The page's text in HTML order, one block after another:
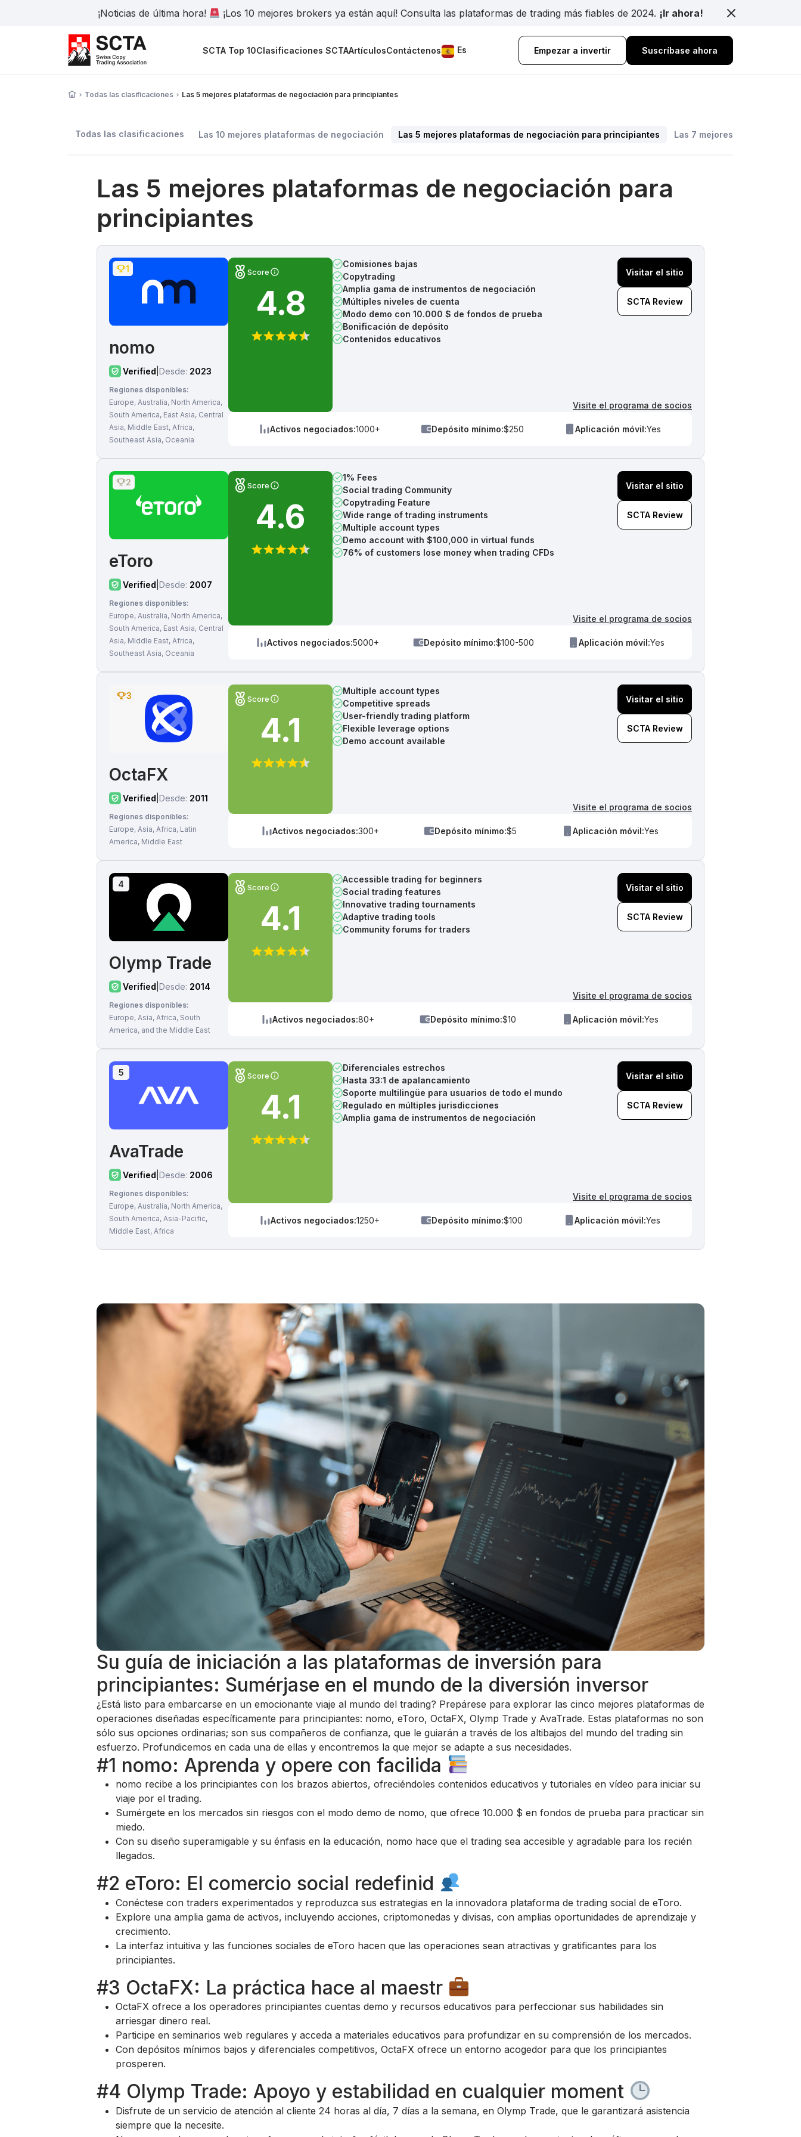
¡Noticias de última hora! ¡Los 10 mejores brokers ya están aquí! Consulta las plataformas de trading más fiables de 2024. ¡Ir ahora!
SCTA Top 10Clasificaciones SCTAArtículosContáctenos Es Empezar a invertir Suscríbase ahora
Todas las clasificaciones Las 5 mejores plataformas de negociación para principiantes
Todas las clasificaciones Las 10 mejores plataformas de negociación Las 5 mejores plataformas de negociación para principiantes Las 7 mejores plataformas
Las 5 mejores plataformas de negociación para
principiantes
1
nomo
Verified Desde: 2023
Regiones disponibles:
Europe, Australia, North America,
South America, East Asia, Central
Asia, Middle East, Africa,
Southeast Asia, Oceania
Score
4.8
Comisiones bajas
Copytrading
Amplia gama de instrumentos de negociación
Múltiples niveles de cuenta
Modo demo con 10.000 $ de fondos de prueba
Bonificación de depósito
Contenidos educativos
Visitar el sitio
SCTA Review
Visite el programa de socios
Activos negociados:1000+ Depósito mínimo:$250 Aplicación móvil:Yes
2
eToro
Verified Desde: 2007
Regiones disponibles:
Europe, Australia, North America,
South America, East Asia, Central
Asia, Middle East, Africa,
Southeast Asia, Oceania
Score
4.6
1% Fees
Social trading Community
Copytrading Feature
Wide range of trading instruments
Multiple account types
Demo account with $100,000 in virtual funds
76% of customers lose money when trading CFDs
Visitar el sitio
SCTA Review
Visite el programa de socios
Activos negociados:5000+ Depósito mínimo:$100-500 Aplicación móvil:Yes
3
OctaFX
Verified Desde: 2011
Regiones disponibles:
Europe, Asia, Africa, Latin
America, Middle East
Score
4.1
Multiple account types
Competitive spreads
User-friendly trading platform
Flexible leverage options
Demo account available
Visitar el sitio
SCTA Review
Visite el programa de socios
Activos negociados:300+ Depósito mínimo:$5 Aplicación móvil:Yes
4
Olymp Trade
Verified Desde: 2014
Regiones disponibles:
Europe, Asia, Africa, South
America, and the Middle East
Score
4.1
Accessible trading for beginners
Social trading features
Innovative trading tournaments
Adaptive trading tools
Community forums for traders
Visitar el sitio
SCTA Review
Visite el programa de socios
Activos negociados:80+ Depósito mínimo:$10 Aplicación móvil:Yes
5
AvaTrade
Verified Desde: 2006
Regiones disponibles:
Europe, Australia, North America,
South America, Asia-Pacific,
Middle East, Africa
Score
4.1
Diferenciales estrechos
Hasta 33:1 de apalancamiento
Soporte multilingüe para usuarios de todo el mundo
Regulado en múltiples jurisdicciones
Amplia gama de instrumentos de negociación
Visitar el sitio
SCTA Review
Visite el programa de socios
Activos negociados:1250+ Depósito mínimo:$100 Aplicación móvil:Yes
Su guía de iniciación a las plataformas de inversión para
principiantes: Sumérjase en el mundo de la diversión inversor
¿Está listo para embarcarse en un emocionante viaje al mundo del trading? Prepárese para explorar las cinco mejores plataformas de
operaciones diseñadas específicamente para principiantes: nomo, eToro, OctaFX, Olymp Trade y AvaTrade. Estas plataformas no son
sólo sus opciones ordinarias; son sus compañeros de confianza, que le guiarán a través de los altibajos del mundo del trading sin
esfuerzo. Profundicemos en cada una de ellas y encontremos la que mejor se adapte a sus necesidades.
#1 nomo: Aprenda y opere con facilida
nomo recibe a los principiantes con los brazos abiertos, ofreciéndoles contenidos educativos y tutoriales en vídeo para iniciar su
viaje por el trading.
Sumérgete en los mercados sin riesgos con el modo demo de nomo, que ofrece 10.000 $ en fondos de prueba para practicar sin
miedo.
Con su diseño superamigable y su énfasis en la educación, nomo hace que el trading sea accesible y agradable para los recién
llegados.
#2 eToro: El comercio social redefinid
Conéctese con traders experimentados y reproduzca sus estrategias en la innovadora plataforma de trading social de eToro.
Explore una amplia gama de activos, incluyendo acciones, criptomonedas y divisas, con amplias oportunidades de aprendizaje y
crecimiento.
La interfaz intuitiva y las funciones sociales de eToro hacen que las operaciones sean atractivas y gratificantes para los
principiantes.
#3 OctaFX: La práctica hace al maestr
OctaFX ofrece a los operadores principiantes cuentas demo y recursos educativos para perfeccionar sus habilidades sin
arriesgar dinero real.
Participe en seminarios web regulares y acceda a materiales educativos para profundizar en su comprensión de los mercados.
Con depósitos mínimos bajos y diferenciales competitivos, OctaFX ofrece un entorno acogedor para que los principiantes
prosperen.
#4 Olymp Trade: Apoyo y estabilidad en cualquier moment
Disfrute de un servicio de atención al cliente 24 horas al día, 7 días a la semana, en Olymp Trade, que le garantizará asistencia
siempre que la necesite.